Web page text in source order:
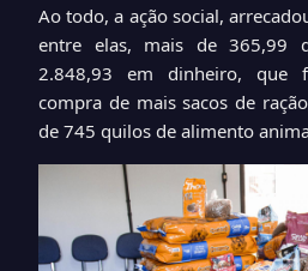
Ao todo, a ação social,
entre elas, mais de365,99
2.848,93 em dinheiro, que
compra de mais sacos de
de 745 quilos de alimento